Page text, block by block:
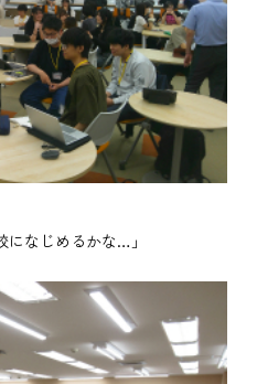
になじめるかな…」